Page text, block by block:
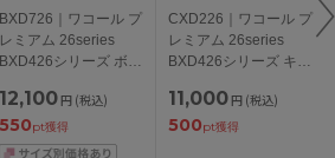
BXD726｜ワコール プ
レミアム 26series
BXD426シリーズ ボリ
ラジャー単品 CDEFG
カップ アンダー
65/70/75cm
12,100 円 (税込)
550pt獲得
CXD226｜ワコール プ
レミアム 26series
BXD426シリーズ キャ
11,000 円 (税込)
500pt獲得